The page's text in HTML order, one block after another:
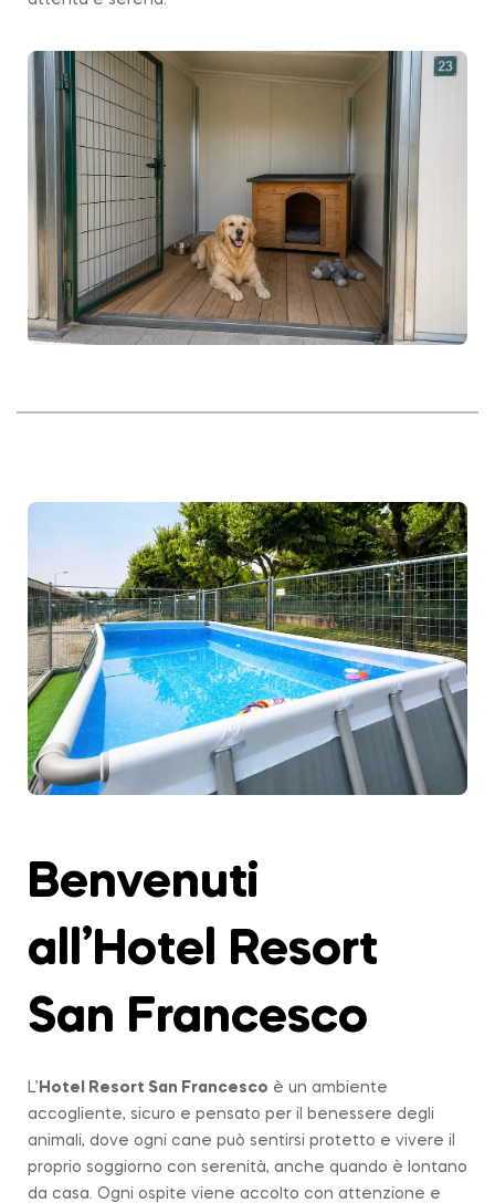
Benvenuti
all’Hotel Resort
San Francesco
L’ Hotel Resort San Francesco è un ambiente
accogliente, sicuro e pensato per il benessere degli
animali, dove ogni cane può sentirsi protetto e vivere il
proprio soggiorno con serenità, anche quando è lontano
da casa. Ogni ospite viene accolto con attenzione e